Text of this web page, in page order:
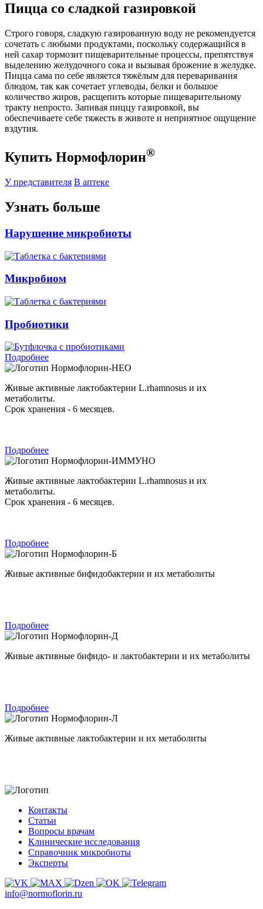
Пицца со сладкой газировкой
Строго говоря, сладкую газированную воду не рекомендуется
сочетать с любыми продуктами, поскольку содержащийся в
ней сахар тормозит пищеварительные процессы, препятствуя
выделению желудочного сока и вызывая брожение в желудке.
Пицца сама по себе является тяжёлым для переваривания
блюдом, так как сочетает углеводы, белки и большое
количество жиров, расщепить которые пищеварительному
тракту непросто. Запивая пиццу газировкой, вы
обеспечиваете себе тяжесть в животе и неприятное ощущение
вздутия.
Купить Нормофлорин®
У представителя В аптеке
Узнать больше
Нарушение микробиоты
Микробиом
Пробиотики
Подробнее
Нормофлорин-НЕО
Живые активные лактобактерии L.rhamnosus и их
метаболиты.
Срок хранения - 6 месяцев.
Подробнее
Нормофлорин-ИММУНО
Живые активные лактобактерии L.rhamnosus и их
метаболиты.
Срок хранения - 6 месяцев.
Подробнее
Нормофлорин-Б
Живые активные бифидобактерии и их метаболиты
Подробнее
Нормофлорин-Д
Живые активные бифидо- и лактобактерии и их метаболиты
Подробнее
Нормофлорин-Л
Живые активные лактобактерии и их метаболиты
Контакты
Статьи
Вопросы врачам
Клинические исследования
Справочник микробиоты
Эксперты
info@normoflorin.ru